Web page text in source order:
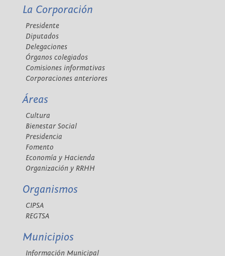
La Corporación
Presidente
Diputados
Delegaciones
Órganos colegiados
Comisiones informativas
Corporaciones anteriores
Áreas
Cultura
Bienestar Social
Presidencia
Fomento
Economía y Hacienda
Organización y RRHH
Organismos
CIPSA
REGTSA
Municipios
Información Municipal